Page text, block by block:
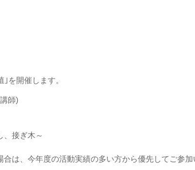
を開催します。
師)
、接ぎ木～
は、今年度の活動実績の多い方から優先してご参